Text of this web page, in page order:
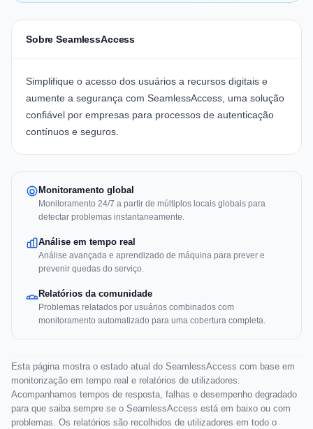
Sobre SeamlessAccess
Simplifique o acesso dos usuários a recursos digitais e
aumente a segurança com SeamlessAccess, uma solução
confiável por empresas para processos de autenticação
contínuos e seguros.
Monitoramento global
Monitoramento 24/7 a partir de múltiplos locais globais para
detectar problemas instantaneamente.
Análise em tempo real
Análise avançada e aprendizado de máquina para prever e
prevenir quedas do serviço.
Relatórios da comunidade
Problemas relatados por usuários combinados com
monitoramento automatizado para uma cobertura completa.
Esta página mostra o estado atual do SeamlessAccess com base em
monitorização em tempo real e relatórios de utilizadores.
Acompanhamos tempos de resposta, falhas e desempenho degradado
para que saiba sempre se o SeamlessAccess está em baixo ou com
problemas. Os relatórios são recolhidos de utilizadores em todo o